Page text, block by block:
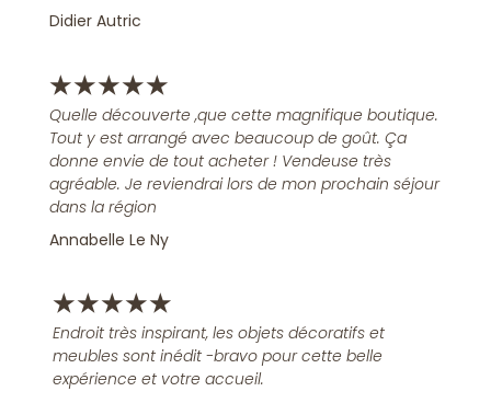
Didier Autric
★★★★★
Quelle découverte ,que cette magnifique boutique.
Tout y est arrangé avec beaucoup de goût. Ça
donne envie de tout acheter ! Vendeuse très
agréable. Je reviendrai lors de mon prochain séjour
dans la région
Annabelle Le Ny
★★★★★
Endroit très inspirant, les objets décoratifs et
meubles sont inédit -bravo pour cette belle
expérience et votre accueil.